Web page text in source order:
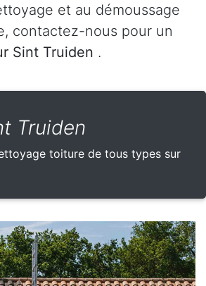
et au démoussage
contactez-nous pour un
Sint Truiden .
Truiden
toiture de tous types sur